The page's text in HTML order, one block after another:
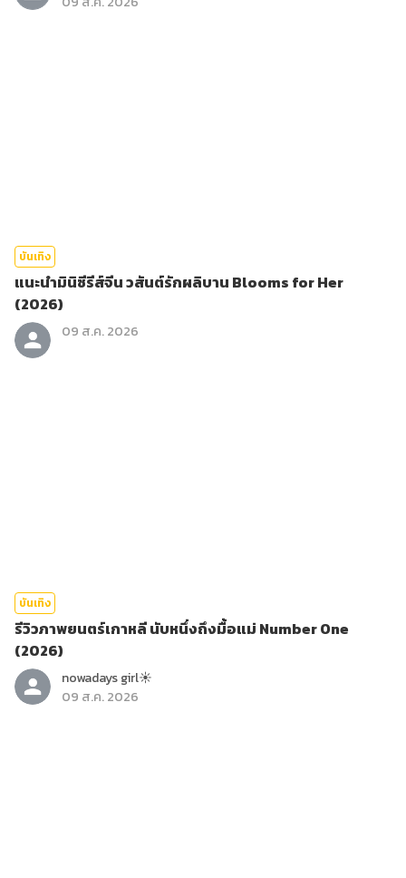
บันเทิง
แนะนำมินิซีรีส์จีน วสันต์รักผลิบาน Blooms for Her
(2026)
09 ส.ค. 2026
บันเทิง
รีวิวภาพยนตร์เกาหลี นับหนึ่งถึงมื้อแม่ Number One
(2026)
nowadays girl☀︎︎
09 ส.ค. 2026